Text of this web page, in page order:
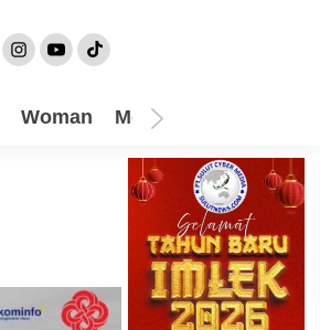
Woman Mom